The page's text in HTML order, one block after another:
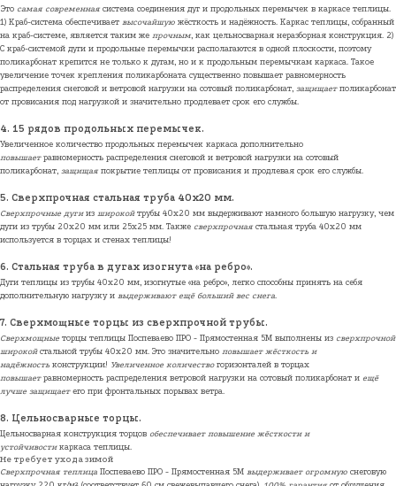
Это самая современная система соединения дуг и продольных перемычек в каркасе теплицы.
1) Краб-система обеспечивает высочайшую жёсткость и надёжность. Каркас теплицы, собранный
на краб-системе, является таким же прочным , как цельносварная неразборная конструкция. 2)
С краб-системой дуги и продольные перемычки располагаются в одной плоскости, поэтому
поликарбонат крепится не только к дугам, но и к продольным перемычкам каркаса. Такое
увеличение точек крепления поликарбоната существенно повышает равномерность
распределения снеговой и ветровой нагрузки на сотовый поликарбонат, защищаетполикарбонат
от провисания под нагрузкой и значительно продлевает срок его службы.
4. 15 рядов продольных перемычек.
Увеличенное количество продольных перемычек каркаса дополнительно
повышаетравномерность распределения снеговой и ветровой нагрузки на сотовый
поликарбонат, защищая покрытие теплицы от провисания и продлевая срок его службы.
5. Сверхпрочная стальная труба 40х20 мм.
Сверхпрочные дугииз широкойтрубы 40х20 мм выдерживают намного большую нагрузку, чем
дуги из трубы 20х20 мм или 25х25 мм. Также сверхпрочная стальная труба 40х20 мм
используется в торцах и стенах теплицы!
6. Стальная труба в дугах изогнута «на ребро».
Дуги теплицы из трубы 40х20 мм, изогнутые «на ребро», легко способны принять на себя
дополнительную нагрузку и выдерживают ещё больший вес снега
7. Сверхмощные торцы из сверхпрочной трубы.
Сверхмощные торцы теплицы Поспеваево ПРО - Прямостенная 5М выполнены из сверхпрочной
широкойстальной трубы 40х20 мм. Это значительно повышает жёсткость и
надёжностьконструкции! Увеличенное количествогоризонталей в торцах
повышаетравномерность распределения ветровой нагрузки на сотовый поликарбонат и ещё
лучше защищаетего при фронтальных порывах ветра.
8. Цельносварные торцы.
Цельносварная конструкция торцов обеспечивает повышение жёсткости и
устойчивостикаркаса теплицы.
Не требует ухода зимой
Сверхпрочная теплица Поспеваево ПРО - Прямостенная 5М выдерживает огромную снеговую